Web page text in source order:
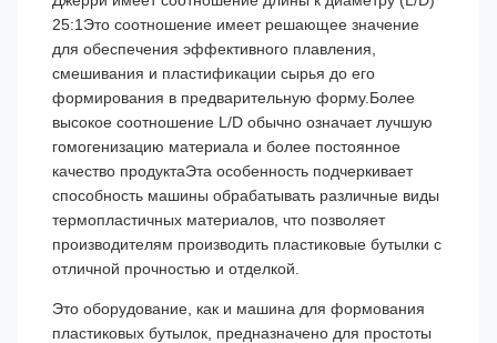
25:1Это соотношение имеет решающее значение
для обеспечения эффективного плавления,
смешивания и пластификации сырья до его
формирования в предварительную форму.Более
высокое соотношение L/D обычно означает лучшую
гомогенизацию материала и более постоянное
качество продуктаЭта особенность подчеркивает
способность машины обрабатывать различные виды
термопластичных материалов, что позволяет
производителям производить пластиковые бутылки с
отличной прочностью и отделкой.
Это оборудование, как и машина для формования
пластиковых бутылок, предназначено для простоты